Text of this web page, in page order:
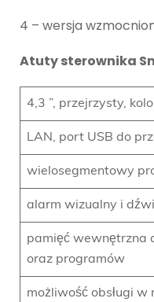
4 – wersja
Atuty sterownika
4,3 ”, przejrzysty,
LAN, port USB do
wielosegmentowy
alarm wizualny i
pamięć wewnętrzna
oraz programów
możliwość obsługi